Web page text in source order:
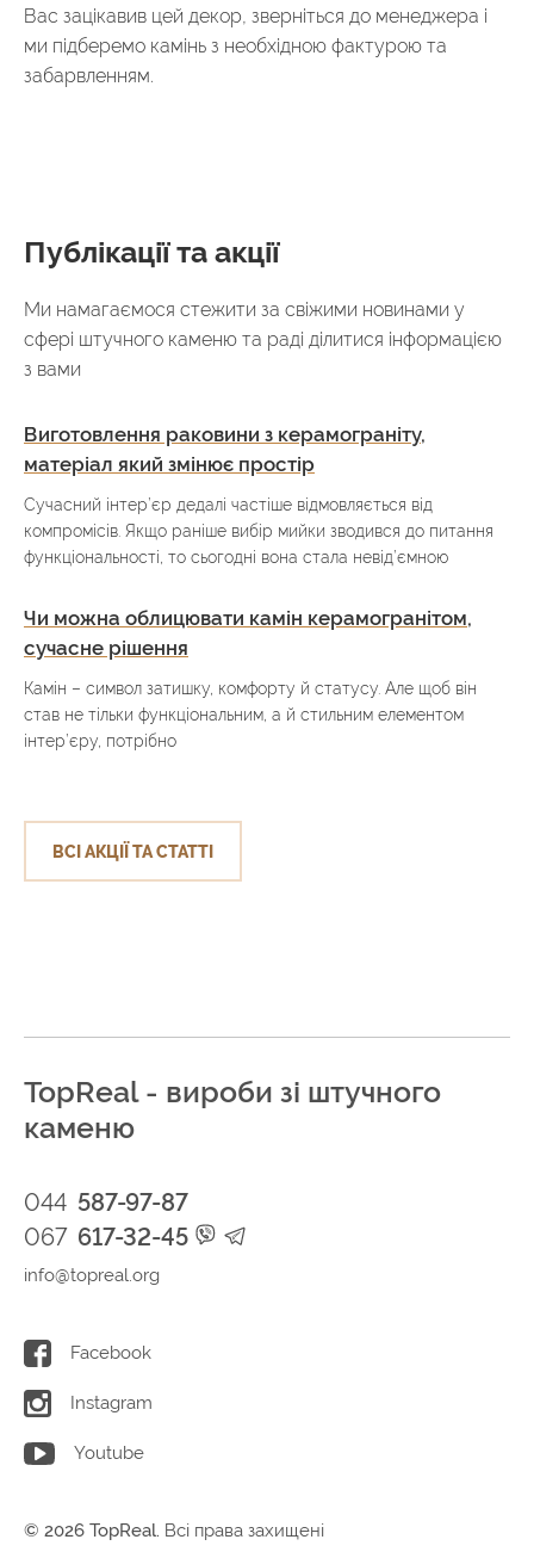
Вас зацікавив цей декор, зверніться до менеджера і
ми підберемо камінь з необхідною фактурою та
забарвленням.
Публікації та акції
Ми намагаємося стежити за свіжими новинами у
сфері штучного каменю та раді ділитися інформацією
з вами
Виготовлення раковини з керамограніту,
матеріал який змінює простір
Сучасний інтер’єр дедалі частіше відмовляється від
компромісів. Якщо раніше вибір мийки зводився до питання
функціональності, то сьогодні вона стала невід’ємною
Чи можна облицювати камін керамогранітом,
сучасне рішення
Камін – символ затишку, комфорту й статусу. Але щоб він
став не тільки функціональним, а й стильним елементом
інтер’єру, потрібно
ВСІ АКЦІЇ ТА СТАТТІ
TopReal - вироби зі штучного
каменю
044 587-97-87
067 617-32-45
info@topreal.org
Facebook
Instagram
Youtube
© 2026 TopReal. Всі права захищені